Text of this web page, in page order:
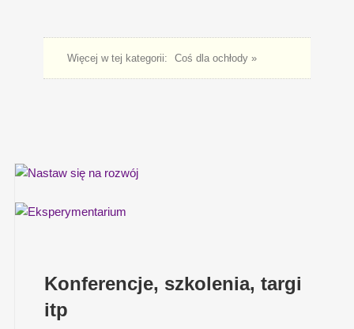
Więcej w tej kategorii: Coś dla ochłody »
Konferencje, szkolenia, targi
itp